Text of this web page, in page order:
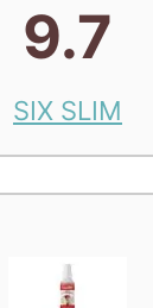
9.7
SIX SLIM